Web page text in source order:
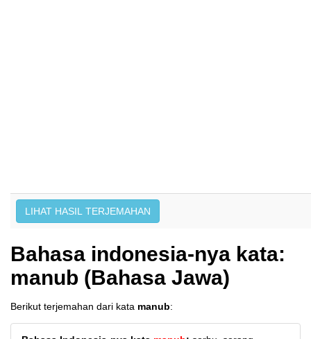
Bahasa indonesia-nya kata:
manub (Bahasa Jawa)
Berikut terjemahan dari kata manub: